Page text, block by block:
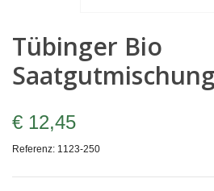
Tübinger Bio
€ 12,45
Referenz: 1123-250